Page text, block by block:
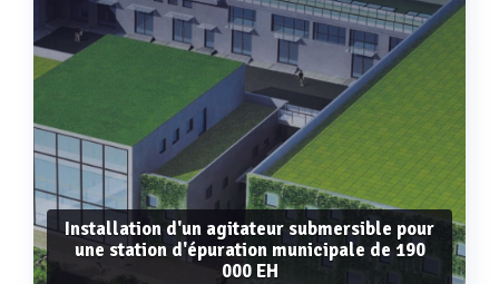
Installation d'un agitateur submersible pour
une station d'épuration municipale de 190
000 EH